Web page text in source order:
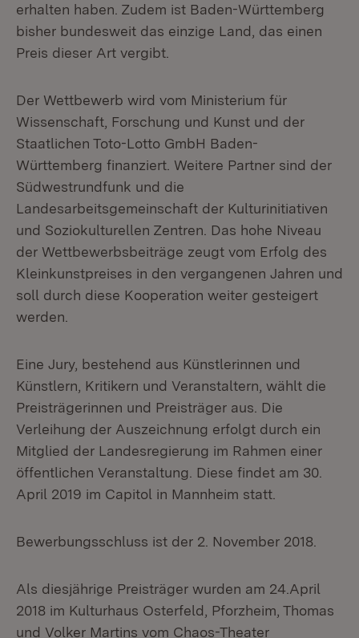
erhalten haben. Zudem ist Baden-Württemberg
bisher bundesweit das einzige Land, das einen
Preis dieser Art vergibt.
Der Wettbewerb wird vom Ministerium für
Wissenschaft, Forschung und Kunst und der
Staatlichen Toto-Lotto GmbH Baden-
Württemberg finanziert. Weitere Partner sind der
Südwestrundfunk und die
Landesarbeitsgemeinschaft der Kulturinitiativen
und Soziokulturellen Zentren. Das hohe Niveau
der Wettbewerbsbeiträge zeugt vom Erfolg des
Kleinkunstpreises in den vergangenen Jahren und
soll durch diese Kooperation weiter gesteigert
werden.
Eine Jury, bestehend aus Künstlerinnen und
Künstlern, Kritikern und Veranstaltern, wählt die
Preisträgerinnen und Preisträger aus. Die
Verleihung der Auszeichnung erfolgt durch ein
Mitglied der Landesregierung im Rahmen einer
öffentlichen Veranstaltung. Diese findet am 30.
April 2019 im Capitol in Mannheim statt.
Bewerbungsschluss ist der 2. November 2018.
Als diesjährige Preisträger wurden am 24.April
2018 im Kulturhaus Osterfeld, Pforzheim, Thomas
und Volker Martins vom Chaos-Theater